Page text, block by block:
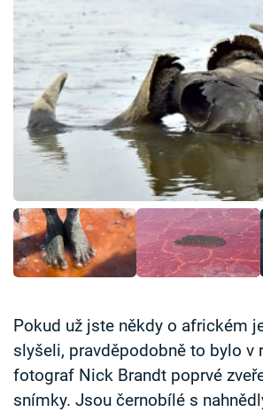
Témata
Pořady
TV Program
Časopis
Sledujte prima+
Přihlášení
Sledujte nás
Pokud už jste někdy o africkém
slyšeli, pravděpodobně to bylo v
fotograf Nick Brandt poprvé
snímky. Jsou černobílé s